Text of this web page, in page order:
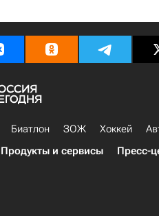
Биатлон ЗОЖ Хоккей
Продукты и сервисы Пресс-